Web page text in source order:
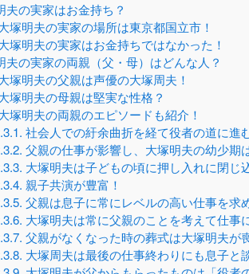
夫の実家はお金持ち？
塚明夫の実家の場所は東京都国立市！
塚明夫の実家はお金持ちではなかった！
夫の実家の両親（父・母）はどんな人？
塚明夫の父親は声優の大塚周夫！
塚明夫の母親は堅実な性格？
塚明夫の両親のエピソードも紹介！
社会人での紆余曲折を経て役者の道に進
父親の仕事が影響し、大塚明夫の幼少期
大塚明夫は子どもの頃に押し入れに閉じ
親子共演が豊富！
父親は息子に常にレベルの高い仕事を求
大塚明夫は常に父親のことを考えて仕事
父親がなくなった時の葬式は大塚明夫が
大塚周夫は最後の仕事終わりにも息子と